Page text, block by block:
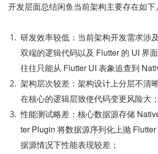
开发层面总结闲鱼当前架构主要存在如下
研发效率较低：当前架构开发需求涉
双端的逻辑代码以及 Flutter 的 UI 界
往往只能从 Flutter UI 表象追查到
架构层次较差：架构设计上分层不清
在核心的逻辑层致使代码变更风险大；
性能测试略差：核心数据源存储
ter Plugin 将数据源序列化上抛
据源情况下性能表现较差；